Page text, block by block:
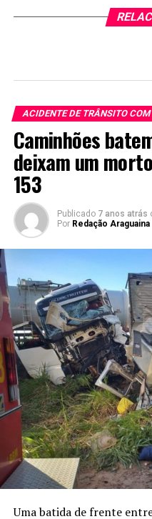
ACIDENTE DE TRÂNSITO
Caminhões
deixam um
153
Publicado 7 anos atrás
Por Redação
Uma batida de frente